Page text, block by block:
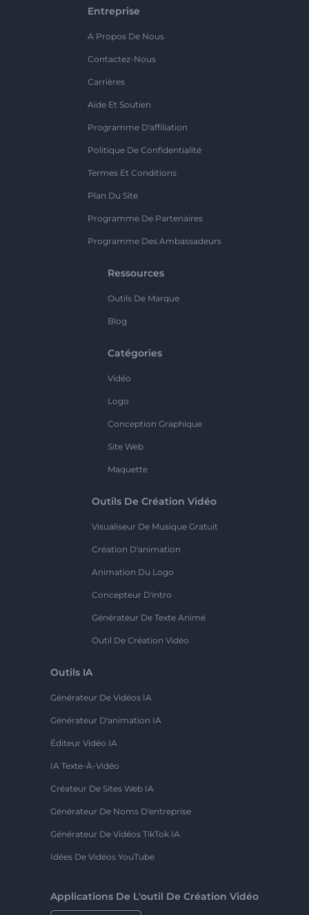
Entreprise
A Propos De Nous
Contactez-Nous
Carrières
Aide Et Soutien
Programme D'affiliation
Politique De Confidentialité
Termes Et Conditions
Plan Du Site
Programme De Partenaires
Programme Des Ambassadeurs
Ressources
Outils De Marque
Blog
Catégories
Vidéo
Logo
Conception Graphique
Site Web
Maquette
Outils De Création Vidéo
Visualiseur De Musique Gratuit
Création D'animation
Animation Du Logo
Concepteur D'intro
Générateur De Texte Animé
Outil De Création Vidéo
Outils IA
Générateur De Vidéos IA
Générateur D'animation IA
Éditeur Vidéo IA
IA Texte-À-Vidéo
Créateur De Sites Web IA
Générateur De Noms D'entreprise
Générateur De Vidéos TikTok IA
Idées De Vidéos YouTube
Applications De L'outil De Création Vidéo